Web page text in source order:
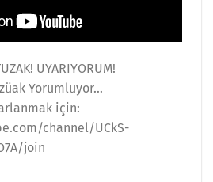
UYARIYORUM!
Yorumluyor…
için:
channel/UCkS-
join